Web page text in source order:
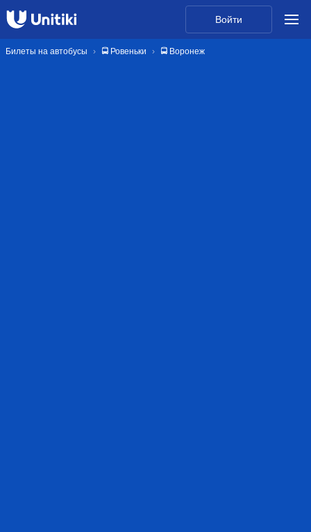
Войти
Билеты на автобусы 🚍 Ровеньки 🚍 Воронеж